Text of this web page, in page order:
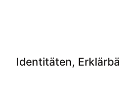
Identitäten,